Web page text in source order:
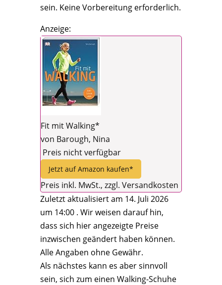
sein. Keine Vorbereitung erforderlich.
Anzeige:
Fit mit Walking*
von Barough, Nina
Preis nicht verfügbar
Jetzt auf Amazon kaufen*
Preis inkl. MwSt., zzgl. Versandkosten
Zuletzt aktualisiert am 14. Juli 2026
um 14:00 . Wir weisen darauf hin,
dass sich hier angezeigte Preise
inzwischen geändert haben können.
Alle Angaben ohne Gewähr.
Als nächstes kann es aber sinnvoll
sein, sich zum einen Walking-Schuhe